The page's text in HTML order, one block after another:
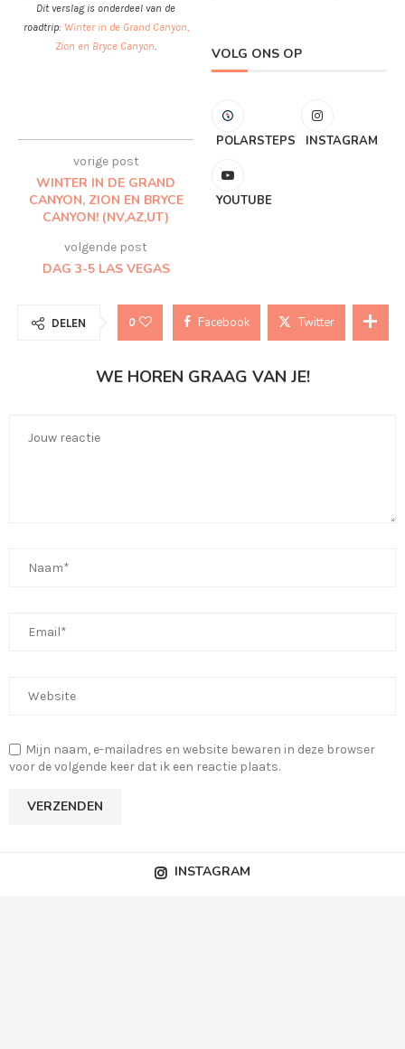
Dit verslag is onderdeel van de
roadtrip: Winter in de Grand Canyon,
Zion en Bryce Canyon
vorige post
WINTER IN DE GRAND
CANYON, ZION EN BRYCE
CANYON! (NV,AZ,UT)
volgende post
DAG 3-5 LAS VEGAS
VOLG ONS OP
POLARSTEPS INSTAGRAM
YOUTUBE
DELEN 0 Facebook Twitter
WE HOREN GRAAG VAN JE!
Mijn naam, e-mailadres en website bewaren in deze browser
voor de volgende keer dat ik een reactie plaats.
INSTAGRAM